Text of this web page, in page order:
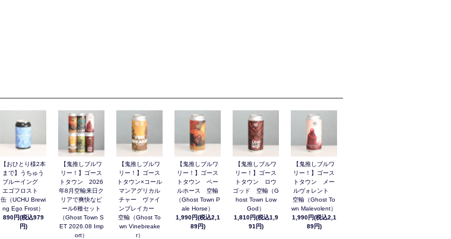
【おひとり様2本
まで】うちゅう
ブルーイング
エゴフロスト
缶（UCHU Brewi
ng Ego Frost）
890円(税込979
円)
【鬼推しブルワ
リー！】ゴース
トタウン 2026
年8月空輸来日ク
リアで爽快なビ
ール6種セット
（Ghost Town S
ET 2026.08 Imp
ort）
【鬼推しブルワ
リー！】ゴース
トタウン×コール
マンアグリカル
チャー ヴァイ
ンブレイカー
空輸（Ghost To
wn Vinebreake
r）
【鬼推しブルワ
リー！】ゴース
トタウン ペー
ルホース 空輸
（Ghost Town P
ale Horse）
1,990円(税込2,1
89円)
【鬼推しブルワ
リー！】ゴース
トタウン ロウ
ゴッド 空輸（G
host Town Low
God）
1,810円(税込1,9
91円)
【鬼推しブルワ
リー！】ゴース
トタウン メー
ルヴォレント
空輸（Ghost To
wn Malevolent）
1,990円(税込2,1
89円)